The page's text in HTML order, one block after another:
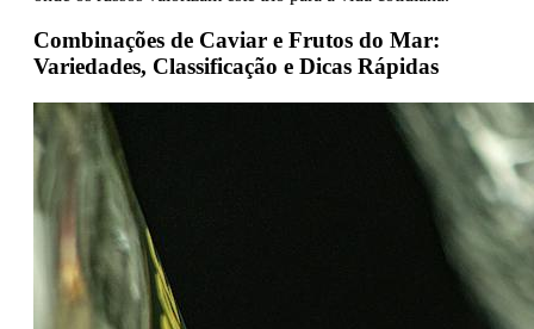
Combinações de Caviar e Frutos do Mar:
Variedades, Classificação e Dicas Rápidas